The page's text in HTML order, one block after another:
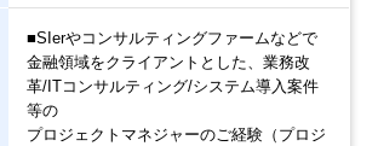
■SIerやコンサルティングファームなどで
金融領域をクライアントとした、業務改
革/ITコンサルティング/システム導入案件
等の
プロジェクトマネジャーのご経験（プロジ